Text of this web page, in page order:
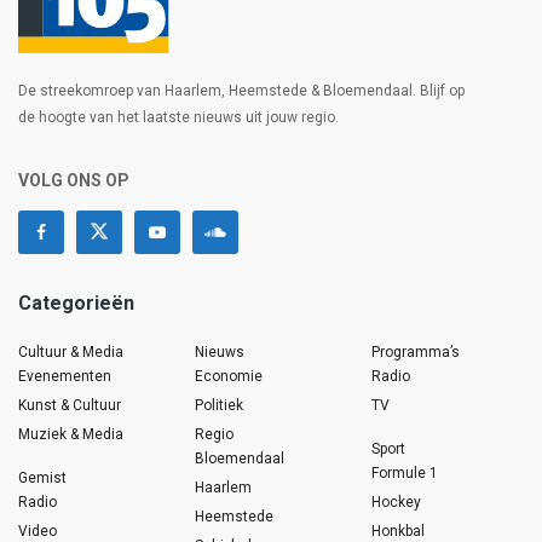
De streekomroep van Haarlem, Heemstede & Bloemendaal. Blijf op
de hoogte van het laatste nieuws uit jouw regio.
VOLG ONS OP
Categorieën
Cultuur & Media
Evenementen
Kunst & Cultuur
Muziek & Media
Gemist
Radio
Video
Nieuws
Economie
Politiek
Regio
Bloemendaal
Haarlem
Heemstede
Programma’s
Radio
TV
Sport
Formule 1
Hockey
Honkbal